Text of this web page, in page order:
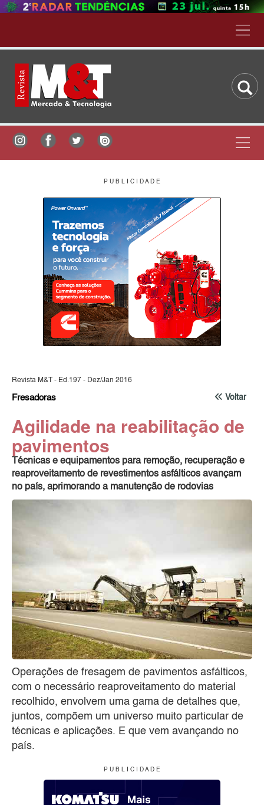
P U B L I C I D A D E
Revista M&T - Ed.197 - Dez/Jan 2016
Voltar
Fresadoras
Agilidade na reabilitação de
pavimentos
Técnicas e equipamentos para remoção, recuperação e
reaproveitamento de revestimentos asfálticos avançam
no país, aprimorando a manutenção de rodovias
Operações de fresagem de pavimentos asfálticos,
com o necessário reaproveitamento do material
recolhido, envolvem uma gama de detalhes que,
juntos, compõem um universo muito particular de
técnicas e aplicações. E que vem avançando no
país.
P U B L I C I D A D E